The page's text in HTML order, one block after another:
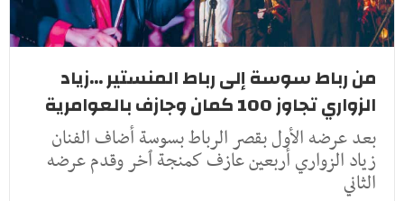
من رباط سوسة إلى رباط المنستير ...زياد
الزواري تجاوز 100 كمان وجازف بالعوامرية
بعد عرضه الأول بقصر الرباط بسوسة أضاف الفنان
زياد الزواري أربعين عازف كمنجة ٱخر وقدم عرضه
الثاني